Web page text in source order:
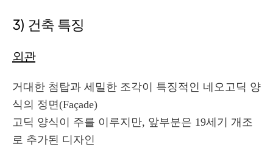
3) 건축 특징
외관
거대한 첨탑과 세밀한 조각이 특징적인 네오고딕 양
식의 정면(Façade)
고딕 양식이 주를 이루지만, 앞부분은 19세기 개조
로 추가된 디자인